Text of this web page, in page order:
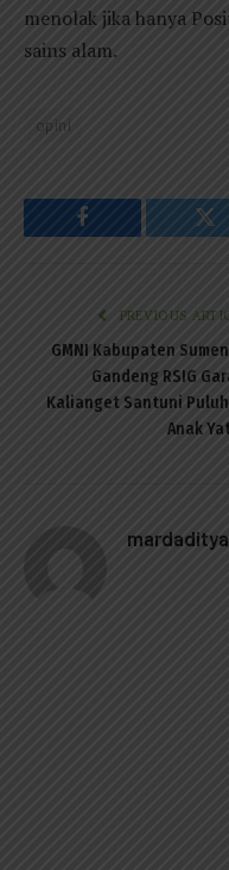
menolak jika hanya
sains alam.
opini
Facebook
PREVIOUS
GMNI Kabupaten
Gandeng RSIG
Kalianget Santuni
Anak
mardaditya